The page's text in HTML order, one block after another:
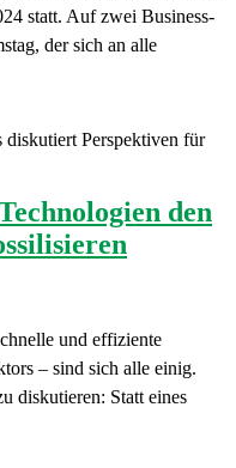
statt. Auf zwei Business-
der sich an alle
diskutiert Perspektiven für
den
und effiziente
– sind sich alle einig.
diskutieren: Statt eines